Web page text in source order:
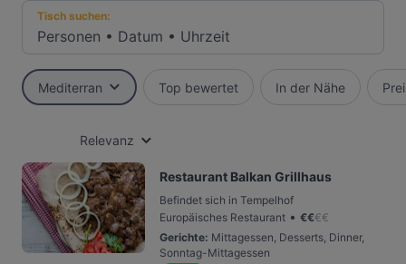
Tisch suchen:
Personen • Datum • Uhrzeit
Mediterran Top bewertet In der Nähe
Relevanz
Restaurant Balkan Grillhaus
Befindet sich in Tempelhof
Europäisches Restaurant • €€€€
Gerichte: Mittagessen, Desserts, Dinner,
Sonntag-Mittagessen